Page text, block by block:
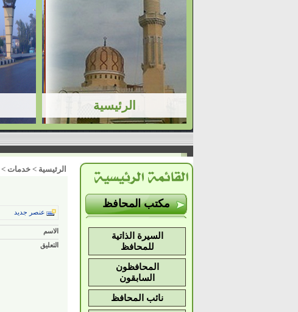
مكتب المحافظ
السيرة الذاتية
للمحافظ
المحافظون
السابقون
نائب المحافظ
الرئيسية > خدمات >
عنصر جديد
الاسم
التعليق